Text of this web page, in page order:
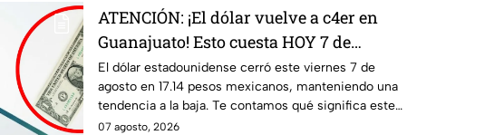
ATENCIÓN: ¡El dólar vuelve a c4er en
Guanajuato! Esto cuesta HOY 7 de
agosto: ¿conviene comprar?
El dólar estadounidense cerró este viernes 7 de
agosto en 17.14 pesos mexicanos, manteniendo una
tendencia a la baja. Te contamos qué significa este
movimiento.
07 agosto, 2026